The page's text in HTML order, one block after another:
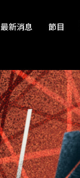
最新消息 節目